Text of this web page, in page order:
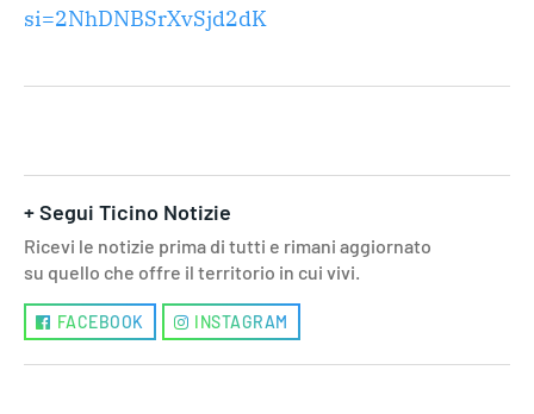
si=2NhDNBSrXvSjd2dK
+ Segui Ticino Notizie
Ricevi le notizie prima di tutti e rimani aggiornato
su quello che offre il territorio in cui vivi.
FACEBOOK INSTAGRAM